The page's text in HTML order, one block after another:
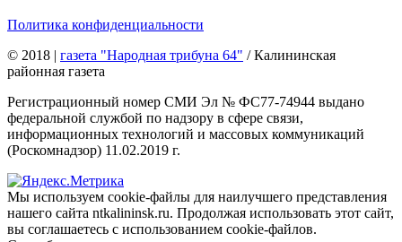
Политика конфиденциальности
© 2018 | газета "Народная трибуна 64" / Калининская
районная газета
Регистрационный номер СМИ Эл № ФС77-74944 выдано
федеральной службой по надзору в сфере связи,
информационных технологий и массовых коммуникаций
(Роскомнадзор) 11.02.2019 г.
Мы используем cookie-файлы для наилучшего представления
нашего сайта ntkalininsk.ru. Продолжая использовать этот сайт,
вы соглашаетесь с использованием cookie-файлов.